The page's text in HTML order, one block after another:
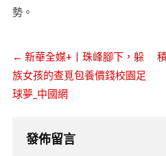
勢。
← 新華全媒+丨珠峰腳下，躲
族女孩的查覓包養價錢校園足
球夢_中國網
發佈留言